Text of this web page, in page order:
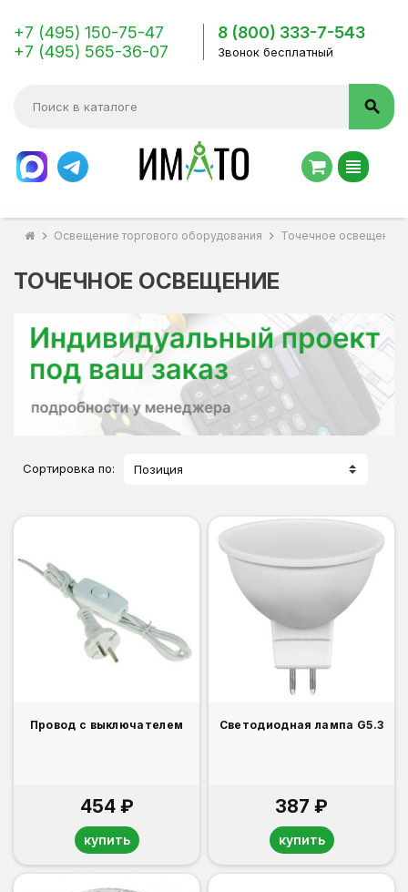
+7 (495) 150-75-47
+7 (495) 565-36-07
8 (800) 333-7-543
Звонок бесплатный
search
view_headline
chevron_right Освещение торгового оборудования chevron_right Точечное освещение
ТОЧЕЧНОЕ ОСВЕЩЕНИЕ
Сортировка по: Позиция
Провод с выключателем
454 ₽
купить
Светодиодная лампа G5.3
387 ₽
купить